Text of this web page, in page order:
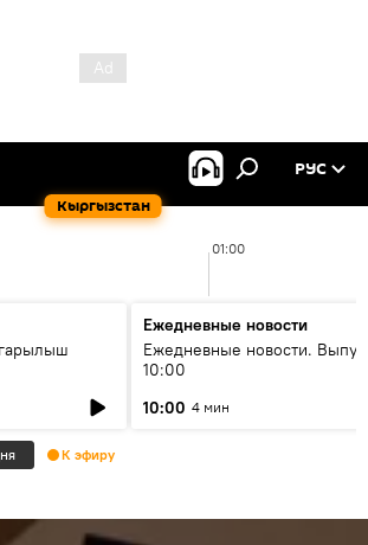
Кыргызстан
РУС
01:00
Ежедневные новости
Ежедневные новости.
10:00
10:00 4 мин
К эфиру